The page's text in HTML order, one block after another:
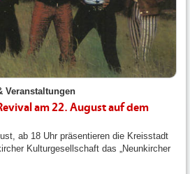
Veranstaltungen
am 22. August auf dem
ab 18 Uhr präsentieren die Kreisstadt
Kulturgesellschaft das „Neunkircher